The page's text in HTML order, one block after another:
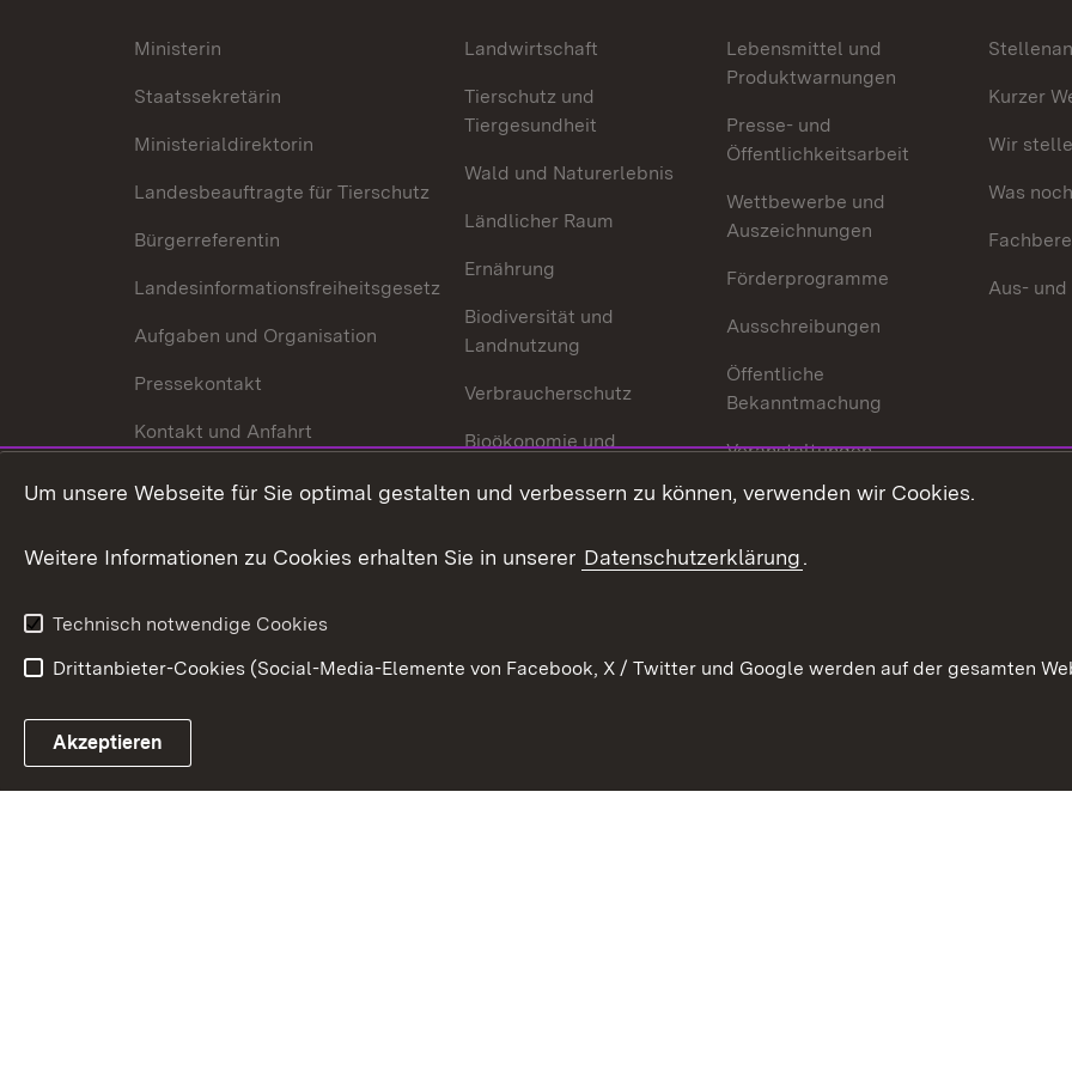
Ministerin
Staatssekretärin
Ministerialdirektorin
Landesbeauftragte für Tierschutz
Bürgerreferentin
Landesinformationsfreiheitsgesetz
Aufgaben und Organisation
Pressekontakt
Kontakt und Anfahrt
Landwirtschaft
Tierschutz und
Tiergesundheit
Wald und Naturerlebnis
Ländlicher Raum
Ernährung
Biodiversität und
Landnutzung
Verbraucherschutz
Bioökonomie und
Lebensmittel und
Produktwarnungen
Presse- und
Öffentlichkeitsarbeit
Wettbewerbe und
Auszeichnungen
Förderprogramme
Ausschreibungen
Öffentliche
Bekanntmachung
Veranstaltungen
Mediathek
Publikationen
Kurzer
Wir
Was
Aus-
Link zum Landesportal
Um unsere Webseite für Sie optimal gestalten und verbessern zu können, verwenden wir Cookies.
Weitere Informationen zu Cookies erhalten Sie in unserer Datenschutzerklärung.
Technisch notwendige Cookies
Drittanbieter-Cookies (Social-Media-Elemente von Facebook, X / Twitter und Google werden auf der gesamten
Akzeptieren